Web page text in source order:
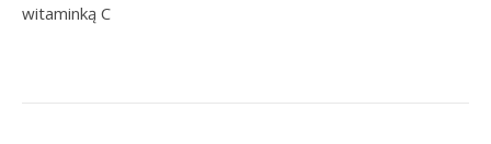
witaminką C